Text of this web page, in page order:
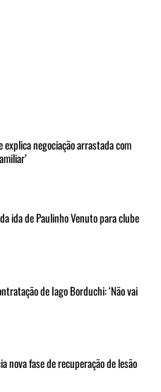
explica negociação arrastada com
ida de Paulinho Venuto para clube
de Iago Borduchi: ‘Não vai
nova fase de recuperação de lesão